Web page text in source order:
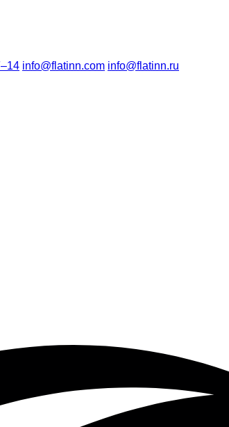
info@flatinn.com info@flatinn.ru